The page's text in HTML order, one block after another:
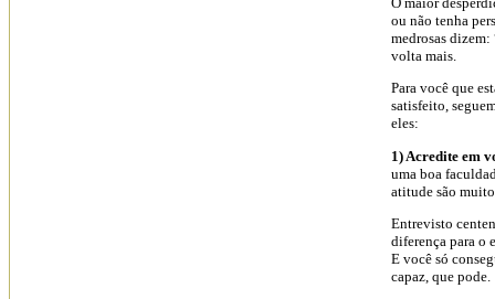
ou não tenha
medrosas dizem:
volta mais.
Para você que
satisfeito,
eles:
1) Acredite em
uma boa
atitude são
Entrevisto
diferença para o
E você só
capaz, que pode.